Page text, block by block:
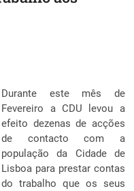
Durante este mês de
Fevereiro a CDU levou a
efeito dezenas de acções
de contacto com a
população da Cidade de
Lisboa para prestar contas
do trabalho que os seus